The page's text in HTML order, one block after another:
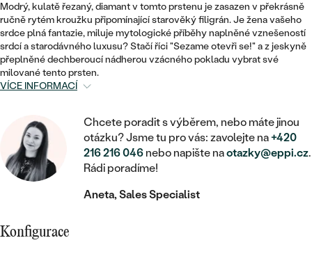
NETRADIČNÍ
TEPANÉ
RUČNĚ RYTÉ
S VÝPLNÍ
SVATEBNÍ SETY
CENOVĚ DOSTUPNÉ
SESTAV SI SVŮJ PRSTEN
ZAČÍT S PRSTENEM
ZAČÍT S DIAMANTEM
ZAČÍT S BAREVNÝM DIAMANTEM
DLE DRAHOKAMU
NÁRAMKY
SETY
PÁNSKÉ ŠPERKY
BROŽE
DOPLŇKY
SOLITÉR
VE TVARU SRDCE
PIERCING
DLE KAMENE
S DRAHOKAMY
PERSONALIZOVANÉ
SE ZNAMENÍM ZVĚROKRUHU
MINIMALISTICKÉ
ŘETÍZKY
VE TVARU SRDCE
DLE STYLU
ETERNITY
MINIMALISTICKÉ
STATEMENT
PEČETNÍ
PERSONALIZOVANÉ
DLE DRAHOKAMU
Modrý, kulatě řezaný, diamant v tomto prstenu je zasazen v překrásně
ručně rytém kroužku připomínající starověký filigrán. Je žena vašeho
srdce plná fantazie, miluje mytologické příběhy naplněné vznešeností
srdcí a starodávného luxusu? Stačí říci "Sezame otevři se!" a z jeskyně
přeplněné dechberoucí nádherou vzácného pokladu vybrat své
milované tento prsten.
VÍCE INFORMACÍ
Chcete poradit s výběrem, nebo máte jinou
otázku? Jsme tu pro vás: zavolejte na+420
216 216 046 nebo napište naotazky@eppi.cz.
Rádi poradíme!
Aneta, Sales Specialist
Konfigurace